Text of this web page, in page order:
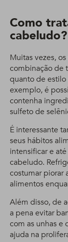
Como
cabeludo?
Muitas vezes,
combinação de
quanto de
exemplo, é
contenha
sulfeto de
É interessante
seus hábitos
intensificar e
cabeludo.
costumar piorar
alimentos
Além disso, de
a pena evitar
com as unhas
ajuda na